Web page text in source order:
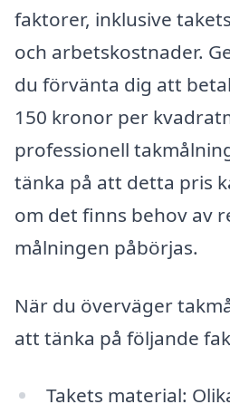
faktorer, inklusive
och arbetskostnader.
du förvänta dig att
150 kronor per
professionell
tänka på att detta pris
om det finns behov av
målningen påbörjas.
När du överväger
att tänka på följande
Takets material: